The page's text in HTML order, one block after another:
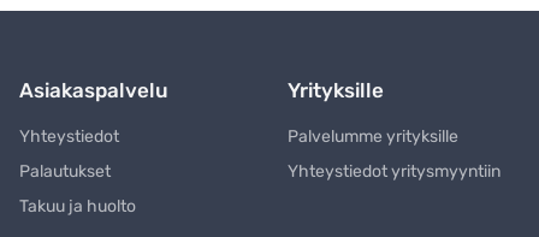
Asiakaspalvelu
Yhteystiedot
Palautukset
Takuu ja huolto
Yrityksille
Palvelumme yrityksille
Yhteystiedot yritysmyyntiin